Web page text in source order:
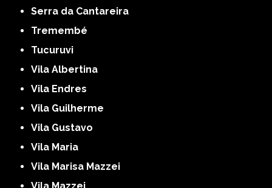
Serra da Cantareira
Tremembé
Tucuruvi
Vila Albertina
Vila Endres
Vila Guilherme
Vila Gustavo
Vila Maria
Vila Marisa Mazzei
Vila Mazzei